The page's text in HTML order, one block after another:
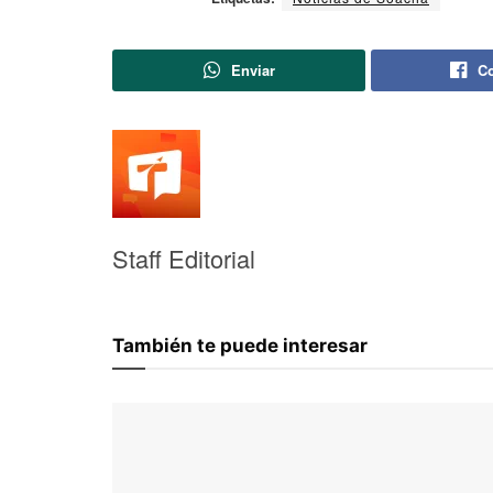
Enviar
Staff Editorial
También te puede interesar